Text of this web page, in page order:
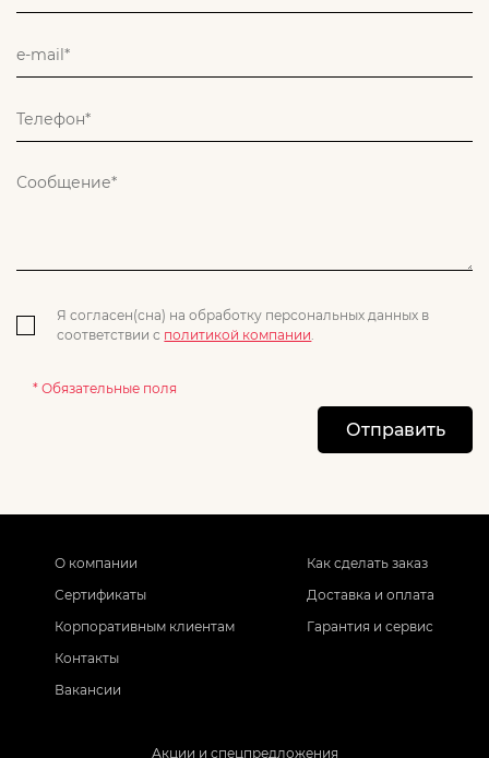
Я согласен(сна) на обработку персональных данных в
соответствии с политикой компании.
* Обязательные поля
Отправить
О компании
Сертификаты
Корпоративным клиентам
Контакты
Вакансии
Как сделать заказ
Доставка и оплата
Гарантия и сервис
Акции и спецпредложения